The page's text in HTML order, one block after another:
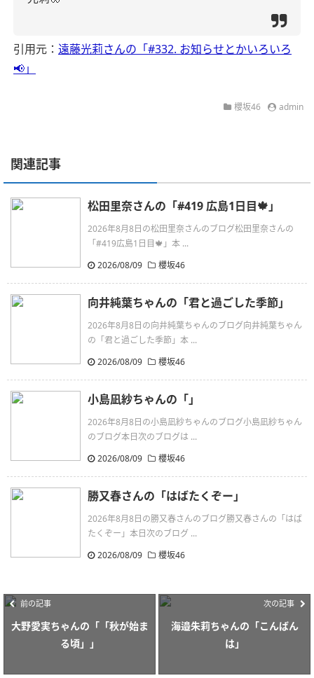
引用元： 遠藤光莉さんの「#332. お知らせとかいろいろ
📢」
櫻坂46 admin
関連記事
松田里奈さんの「#419 広島1日目🍁」
2026年8月8日の松田里奈さんのブログ松田里奈さんの
「#419広島1日目🍁」本 ...
2026/08/09
櫻坂46
向井純葉ちゃんの「君と過ごした季節」
2026年8月8日の向井純葉ちゃんのブログ向井純葉ちゃん
の「君と過ごした季節」本 ...
2026/08/09
櫻坂46
小島凪紗ちゃんの「」
2026年8月8日の小島凪紗ちゃんのブログ小島凪紗ちゃん
のブログ本日次のブログは ...
2026/08/09
櫻坂46
勝又春さんの「はばたくぞー」
2026年8月8日の勝又春さんのブログ勝又春さんの「はば
たくぞー」本日次のブログ ...
2026/08/09
櫻坂46
前の記事
大野愛実ちゃんの「「秋が始ま
る頃」」
次の記事
海邉朱莉ちゃんの「こんばん
は」